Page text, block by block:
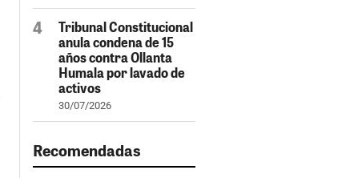
Tribunal Constitucional
anula condena de 15
años contra Ollanta
Humala por lavado de
activos
30/07/2026
Recomendadas